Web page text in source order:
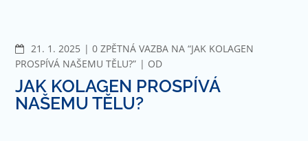
21. 1. 2025
KOMENTÁŘE
0 ZPĚTNÁ VAZBA NA “JAK KOLAGEN
PROSPÍVÁ NAŠEMU TĚLU?”
OD
JAK KOLAGEN PROSPÍVÁ
NAŠEMU TĚLU?